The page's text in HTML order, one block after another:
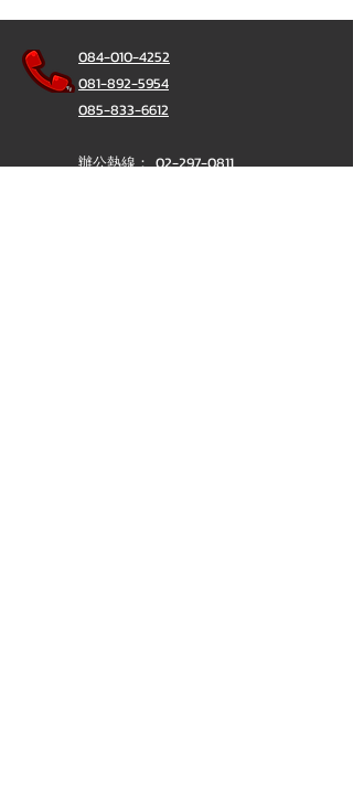
084-010-4252
081-892-5954
085-833-6612
辦公熱線：02-297-0811